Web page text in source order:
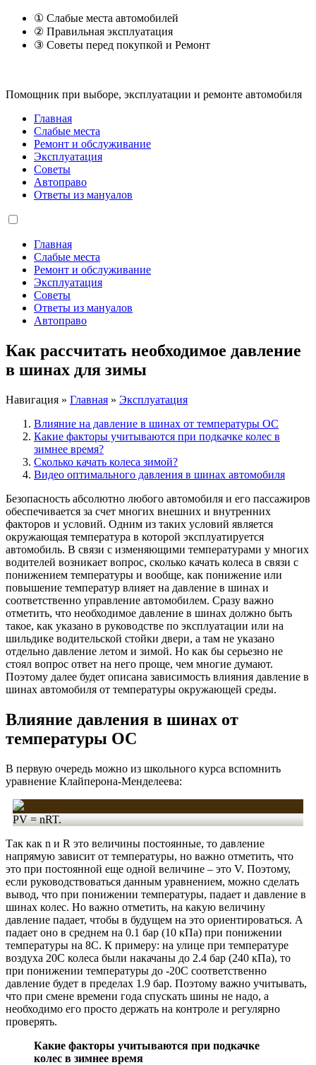
① Слабые места автомобилей
② Правильная эксплуатация
③ Советы перед покупкой и Ремонт
Помощник при выборе, эксплуатации и ремонте автомобиля
Главная
Слабые места
Ремонт и обслуживание
Эксплуатация
Советы
Автоправо
Ответы из мануалов
Главная
Слабые места
Ремонт и обслуживание
Эксплуатация
Советы
Ответы из мануалов
Автоправо
Как рассчитать необходимое давление
в шинах для зимы
Навигация » Главная » Эксплуатация
Влияние на давление в шинах от температуры ОС
Какие факторы учитываются при подкачке колес в
зимнее время?
Сколько качать колеса зимой?
Видео оптимального давления в шинах автомобиля
Безопасность абсолютно любого автомобиля и его пассажиров
обеспечивается за счет многих внешних и внутренних
факторов и условий. Одним из таких условий является
окружающая температура в которой эксплуатируется
автомобиль. В связи с изменяющими температурами у многих
водителей возникает вопрос, сколько качать колеса в связи с
понижением температуры и вообще, как понижение или
повышение температур влияет на давление в шинах и
соответственно управление автомобилем. Сразу важно
отметить, что необходимое давление в шинах должно быть
такое, как указано в руководстве по эксплуатации или на
шильдике водительской стойки двери, а там не указано
отдельно давление летом и зимой. Но как бы серьезно не
стоял вопрос ответ на него проще, чем многие думают.
Поэтому далее будет описана зависимость влияния давление в
шинах автомобиля от температуры окружающей среды.
Влияние давления в шинах от
температуры ОС
В первую очередь можно из школьного курса вспомнить
уравнение Клайперона-Менделеева:
PV = nRT.
Так как n и R это величины постоянные, то давление
напрямую зависит от температуры, но важно отметить, что
это при постоянной еще одной величине – это V. Поэтому,
если руководствоваться данным уравнением, можно сделать
вывод, что при понижении температуры, падает и давление в
шинах колес. Но важно отметить, на какую величину
давление падает, чтобы в будущем на это ориентироваться. А
падает оно в среднем на 0.1 бар (10 кПа) при понижении
температуры на 8С. К примеру: на улице при температуре
воздуха 20С колеса были накачаны до 2.4 бар (240 кПа), то
при понижении температуры до -20С соответственно
давление будет в пределах 1.9 бар. Поэтому важно учитывать,
что при смене времени года спускать шины не надо, а
необходимо его просто держать на контроле и регулярно
проверять.
Какие факторы учитываются при подкачке
колес в зимнее время